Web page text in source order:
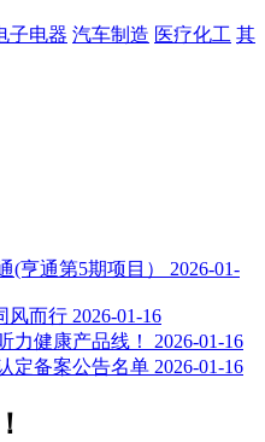
子电器 汽车制造 医疗化工 其
(亨通第5期项目） 2026-01-
风而行 2026-01-16
力健康产品线！ 2026-01-16
定备案公告名单 2026-01-16